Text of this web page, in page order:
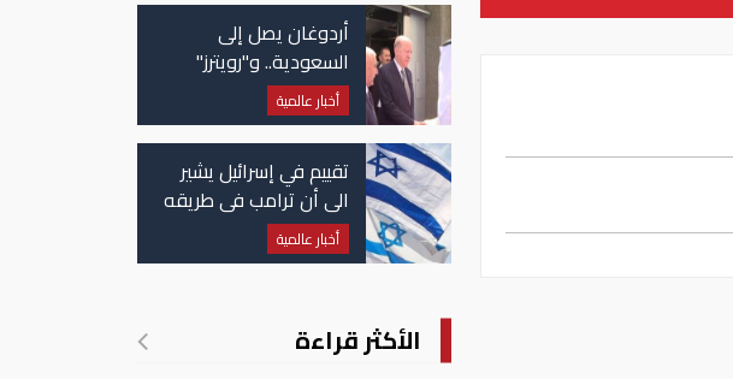
أردوغان يصل إلى
السعودية.. و"رويترز"
تكشف تفاصيل الاتفاق
المرتقب
أخبار عالمية
تقييم في إسرائيل يشير
الى أن ترامب في طريقه
الى إبرام اتفاق مع إيران
أخبار عالمية
الأكثر قراءة